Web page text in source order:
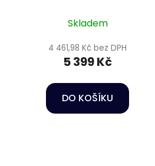
Thermo 350
Skladem
4 461,98 Kč bez DPH
5 399 Kč
DO KOŠÍKU